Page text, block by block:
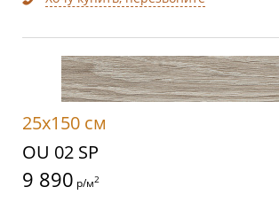
25x150 см
OU 02 SP
9 890 р/м2